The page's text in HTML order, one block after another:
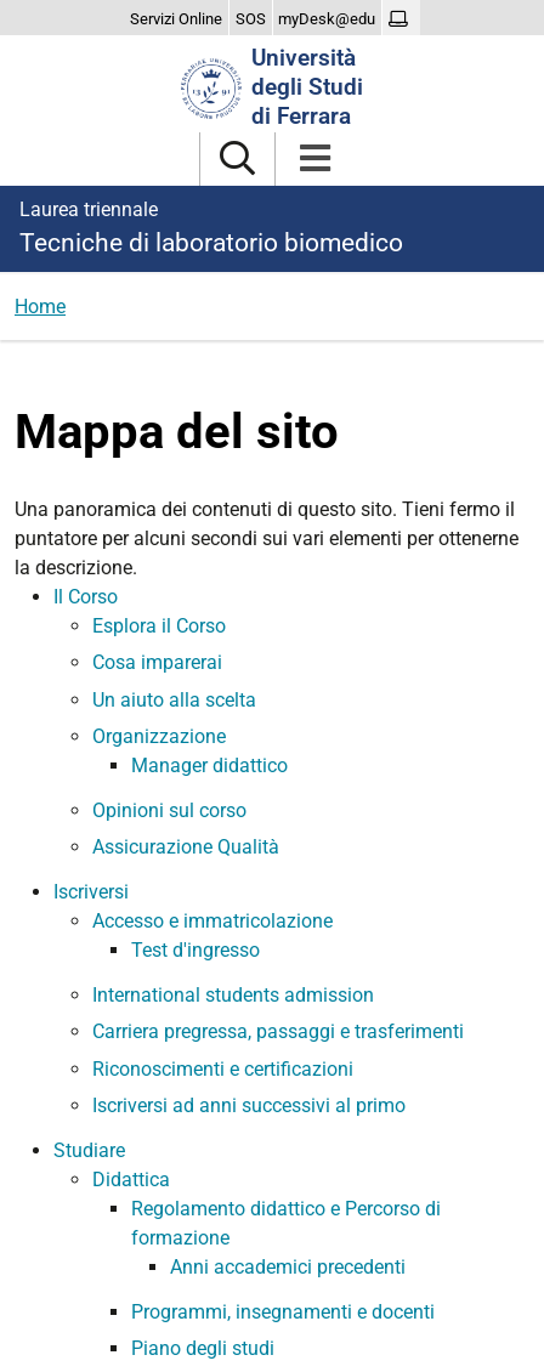
Servizi Online SOS myDesk@edu
Università
degli Studi
di Ferrara
Laurea triennale
Tecniche di laboratorio biomedico
Home
Mappa del sito
Una panoramica dei contenuti di questo sito. Tieni fermo il
puntatore per alcuni secondi sui vari elementi per ottenerne
la descrizione.
Il Corso
Esplora il Corso
Cosa imparerai
Un aiuto alla scelta
Organizzazione
Manager didattico
Opinioni sul corso
Assicurazione Qualità
Iscriversi
Accesso e immatricolazione
Test d'ingresso
International students admission
Carriera pregressa, passaggi e trasferimenti
Riconoscimenti e certificazioni
Iscriversi ad anni successivi al primo
Studiare
Didattica
Regolamento didattico e Percorso di
formazione
Anni accademici precedenti
Programmi, insegnamenti e docenti
Piano degli studi